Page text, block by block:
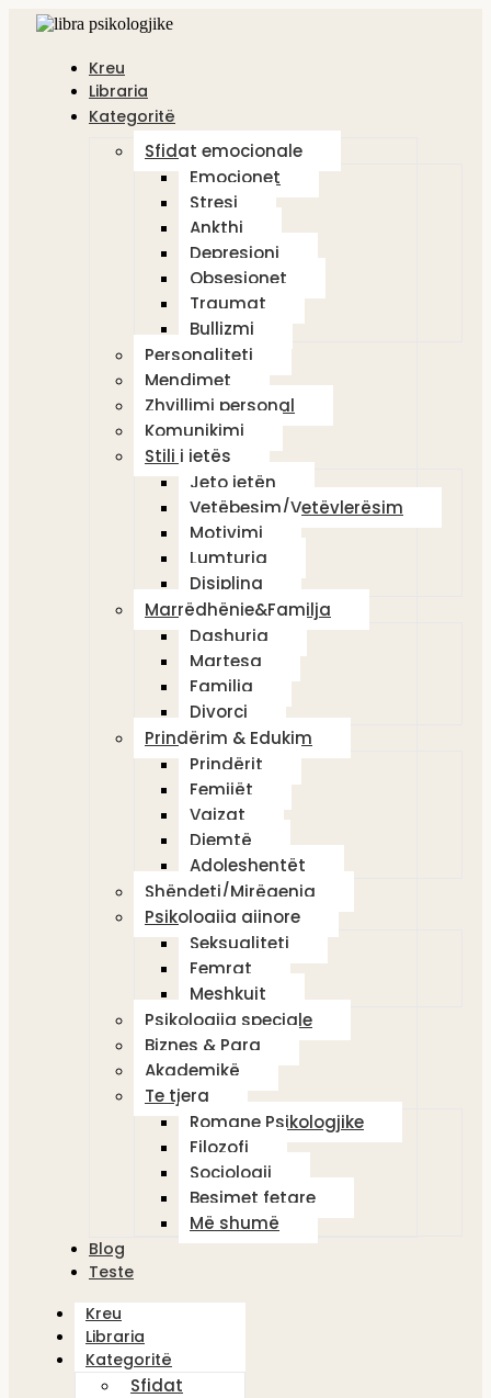
Kreu
Libraria
Kategoritë
Sfidat emocionale
Emocionet
Stresi
Ankthi
Depresioni
Obsesionet
Traumat
Bullizmi
Personaliteti
Mendimet
Zhvillimi personal
Komunikimi
Stili i jetës
Jeto jetën
Vetëbesim/Vetëvlerësim
Motivimi
Lumturia
Disiplina
Marrëdhënie&Familja
Dashuria
Martesa
Familja
Divorci
Prindërim & Edukim
Prindërit
Femijët
Vajzat
Djemtë
Adoleshentët
Shëndeti/Mirëqenia
Psikologjia gjinore
Seksualiteti
Femrat
Meshkujt
Psikologjia speciale
Biznes & Para
Akademikë
Te tjera
Romane Psikologjike
Filozofi
Sociologji
Besimet fetare
Më shumë
Blog
Teste
Kreu
Libraria
Kategoritë
Sfidat